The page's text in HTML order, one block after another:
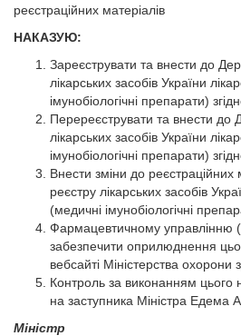
реєстраційних матеріалів
НАКАЗУЮ:
Зареєструвати та внести до
лікарських засобів України
імунобіологічні препарати)
Перереєструвати та внести до
лікарських засобів України
імунобіологічні препарати)
Внести зміни до реєстраційних
реєстру лікарських засобів
(медичні імунобіологічні
Фармацевтичному управлінню
забезпечити оприлюднення
вебсайті Міністерства охорони
Контроль за виконанням цього
на заступника Міністра Едема
Міністр